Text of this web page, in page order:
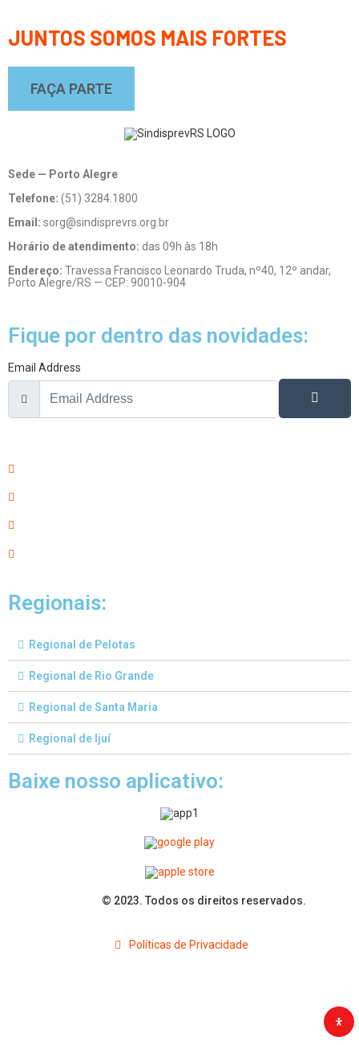
JUNTOS SOMOS MAIS FORTES
FAÇA PARTE
Sede — Porto Alegre
Telefone: (51) 3284.1800
Email: sorg@sindisprevrs.org.br
Horário de atendimento: das 09h às 18h
Endereço: Travessa Francisco Leonardo Truda, nº40, 12º andar,
Porto Alegre/RS — CEP: 90010-904
Fique por dentro das novidades:
Email Address
Regionais:
Regional de Pelotas
Regional de Rio Grande
Regional de Santa Maria
Regional de Ijuí
Baixe nosso aplicativo:
© 2023. Todos os direitos reservados.
Políticas de Privacidade